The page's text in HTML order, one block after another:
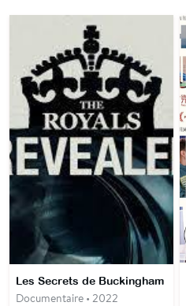
Les Secrets de Buckingham
Documentaire • 2022